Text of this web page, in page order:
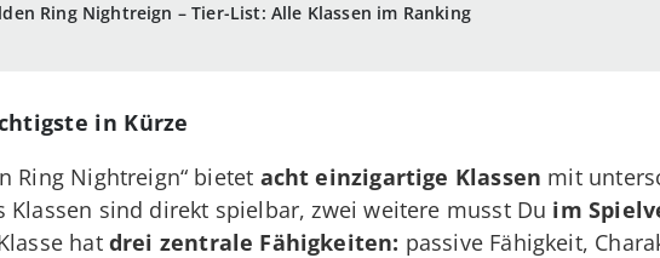
Ring Nightreign – Tier-List: Alle Klassen im Ranking
in Kürze
Ring Nightreign“ bietet acht einzigartige Klassen mit
Klassen sind direkt spielbar, zwei weitere musst Du im
hat drei zentrale Fähigkeiten: passive Fähigkeit,